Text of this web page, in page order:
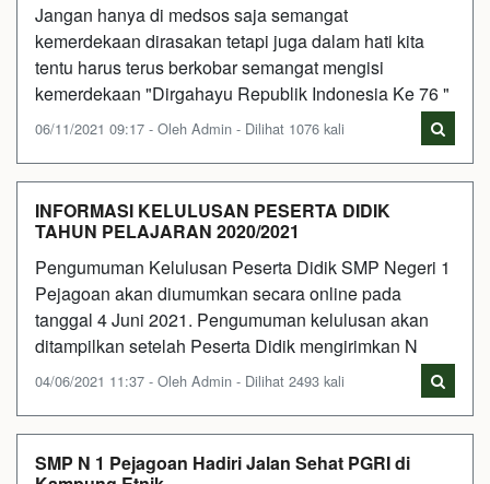
Jangan hanya di medsos saja semangat
kemerdekaan dirasakan tetapi juga dalam hati kita
tentu harus terus berkobar semangat mengisi
kemerdekaan "Dirgahayu Republik Indonesia Ke 76 "
06/11/2021 09:17 - Oleh Admin - Dilihat 1076 kali
INFORMASI KELULUSAN PESERTA DIDIK
TAHUN PELAJARAN 2020/2021
Pengumuman Kelulusan Peserta Didik SMP Negeri 1
Pejagoan akan diumumkan secara online pada
tanggal 4 Juni 2021. Pengumuman kelulusan akan
ditampilkan setelah Peserta Didik mengirimkan N
04/06/2021 11:37 - Oleh Admin - Dilihat 2493 kali
SMP N 1 Pejagoan Hadiri Jalan Sehat PGRI di